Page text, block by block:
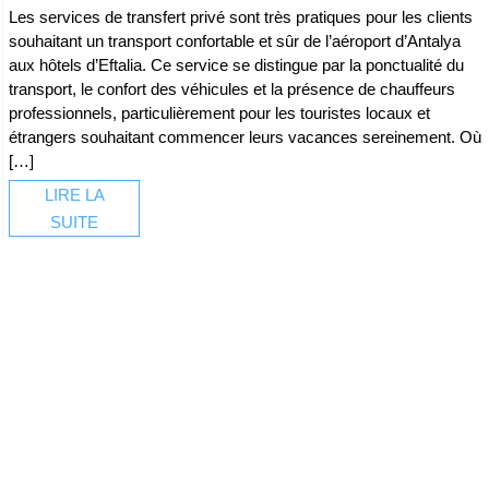
Les services de transfert privé sont très pratiques pour les clients
souhaitant un transport confortable et sûr de l’aéroport d’Antalya
aux hôtels d’Eftalia. Ce service se distingue par la ponctualité du
transport, le confort des véhicules et la présence de chauffeurs
professionnels, particulièrement pour les touristes locaux et
étrangers souhaitant commencer leurs vacances sereinement. Où
[…]
LIRE LA
SUITE